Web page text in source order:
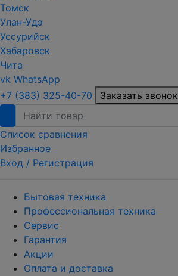
Томск
Улан-Удэ
Уссурийск
Хабаровск
Чита
vk WhatsApp
+7 (383) 325-40-70
Заказать звонок
Список сравнения
Избранное
Вход / Регистрация
Бытовая техника
Профессиональная техника
Сервис
Гарантия
Акции
Оплата и доставка